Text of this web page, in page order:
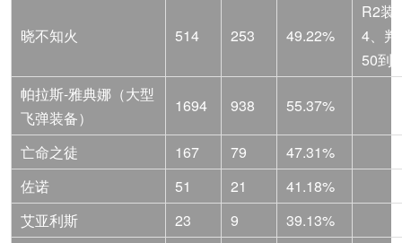
晓不知火 514 253 49.22%
R2装
4、
50到
帕拉斯-雅典娜（大型
飞弹装备）
1694 938 55.37%
亡命之徒 167 79
47.31%
佐诺
51 21
41.18%
艾亚利斯
23 9
39.13%